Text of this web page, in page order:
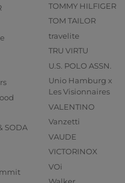
SODA
TOMMY HILFIGER
TOM TAILOR
travelite
TRU VIRTU
U.S. POLO ASSN.
Unio Hamburg x
Les Visionnaires
VALENTINO
Vanzetti
VAUDE
VICTORINOX
VOi